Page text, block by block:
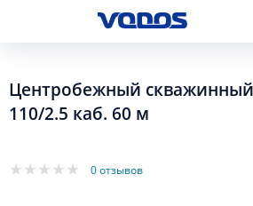
Центробежный скважинный
110/2.5 каб. 60 м
0 отзывов